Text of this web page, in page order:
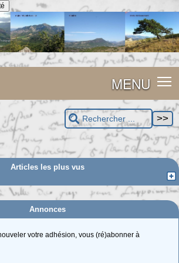
MENU
Articles les plus vus
Annonces
votre adhésion, vous (ré)abonner à